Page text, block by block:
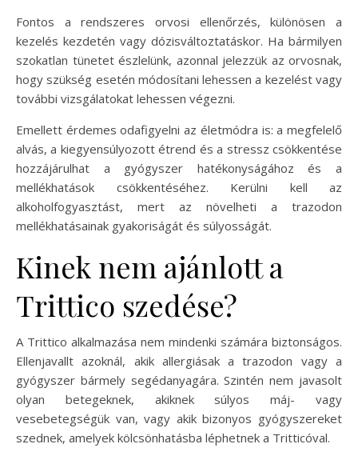
Fontos a rendszeres orvosi ellenőrzés, különösen a
kezelés kezdetén vagy dózisváltoztatáskor. Ha bármilyen
szokatlan tünetet észlelünk, azonnal jelezzük az orvosnak,
hogy szükség esetén módosítani lehessen a kezelést vagy
további vizsgálatokat lehessen végezni.
Emellett érdemes odafigyelni az életmódra is: a megfelelő
alvás, a kiegyensúlyozott étrend és a stressz csökkentése
hozzájárulhat a gyógyszer hatékonyságához és a
mellékhatások csökkentéséhez. Kerülni kell az
alkoholfogyasztást, mert az növelheti a trazodon
mellékhatásainak gyakoriságát és súlyosságát.
Kinek nem ajánlott a
Trittico szedése?
A Trittico alkalmazása nem mindenki számára biztonságos.
Ellenjavallt azoknál, akik allergiásak a trazodon vagy a
gyógyszer bármely segédanyagára. Szintén nem javasolt
olyan betegeknek, akiknek súlyos máj- vagy
vesebetegségük van, vagy akik bizonyos gyógyszereket
szednek, amelyek kölcsönhatásba léphetnek a Tritticóval.